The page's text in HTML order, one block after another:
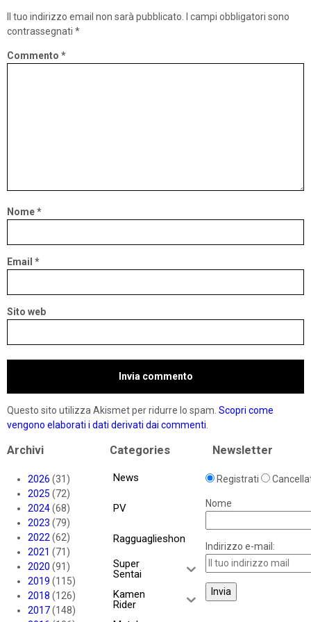
Il tuo indirizzo email non sarà pubblicato.
I campi obbligatori sono
contrassegnati *
Commento *
Nome*
Email *
Sito web
Questo sito utilizza Akismet per ridurre lo spam. Scopri come
vengono elaborati i dati derivati dai commenti.
Archivi
2026 (31)
2025 (72)
2024(68)
2023 (79)
2022(62)
2021 (71)
2020 (91)
2019 (115)
2018 (126)
2017(148)
Categories
News
PV
Ragguaglieshon
Super
Sentai
Kamen
Rider
Newsletter
Registrati
Nome
Indirizzo e-mail: